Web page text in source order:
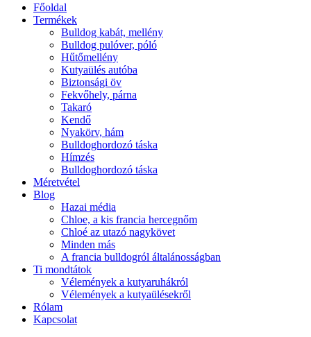
Főoldal
Termékek
Bulldog kabát, mellény
Bulldog pulóver, póló
Hűtőmellény
Kutyaülés autóba
Biztonsági öv
Fekvőhely, párna
Takaró
Kendő
Nyakörv, hám
Bulldoghordozó táska
Hímzés
Bulldoghordozó táska
Méretvétel
Blog
Hazai média
Chloe, a kis francia hercegnőm
Chloé az utazó nagykövet
Minden más
A francia bulldogról általánosságban
Ti mondtátok
Vélemények a kutyaruhákról
Vélemények a kutyaülésekről
Rólam
Kapcsolat